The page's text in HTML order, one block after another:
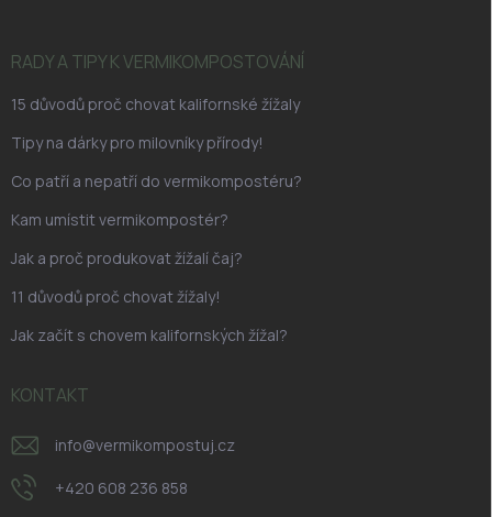
RADY A TIPY K VERMIKOMPOSTOVÁNÍ
15 důvodů proč chovat kalifornské žížaly
Tipy na dárky pro milovníky přírody!
Co patří a nepatří do vermikompostéru?
Kam umístit vermikompostér?
Jak a proč produkovat žížalí čaj?
11 důvodů proč chovat žížaly!
Jak začít s chovem kalifornských žížal?
KONTAKT
info@vermikompostuj.cz
+420 608 236 858